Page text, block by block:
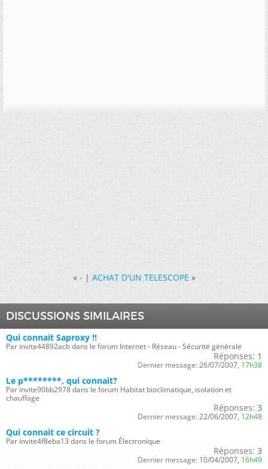
«- |ACHAT D'UN TELESCOPE »
DISCUSSIONS SIMILAIRES
Qui connait Saproxy !!
Par invite44892acb dans le forum Internet - Réseau - Sécurité générale
Réponses: 1
Dernier message: 26/07/2007, 17h38
Le p********, qui connait?
Par invite90bb2978 dans le forum Habitat bioclimatique, isolation et
chauffage
Réponses: 3
Dernier message: 22/06/2007, 12h48
Qui connait ce circuit ?
Par invite4f8eba13 dans le forum Électronique
Réponses: 3
Dernier message: 10/04/2007, 16h49